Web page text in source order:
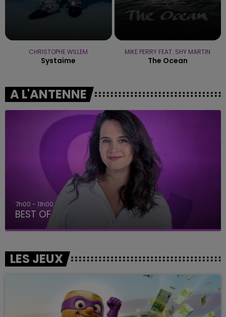
CHRISTOPHE WILLEM
Systaime
MIKE PERRY FEAT. SHY MARTIN
The Ocean
A L'ANTENNE
7h00 - 11h00
BEST OF
LES JEUX